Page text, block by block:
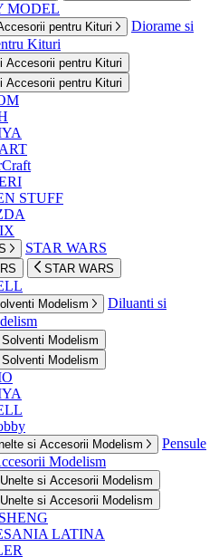
MODEL
pentru Kituri
Diorame si
Kituri
Accesorii pentru Kituri
Accesorii pentru Kituri
STUFF
STAR WARS
STAR WARS
Modelism
Diluanti si
Modelism
Modelism
si Accesorii Modelism
Pensule
Modelism
si Accesorii Modelism
si Accesorii Modelism
LATINA